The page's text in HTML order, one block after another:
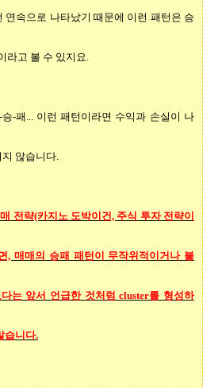
연속으로 나타났기 때문에 이런 패턴은 승
라고 볼 수 있지요.
-패... 이런 패턴이라면 수익과 손실이 나
않습니다.
전략(카지노 도박이건, 주식 투자 전략이
, 매매의 승패 패턴이 무작위적이거나 불
는 앞서 언급한 것처럼 cluster를 형성하
습니다.